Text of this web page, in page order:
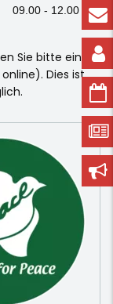
09.00 - 12.00 Uhr
Sie bitte einen
Dies ist